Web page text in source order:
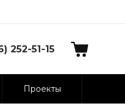
252-51-15
Проекты